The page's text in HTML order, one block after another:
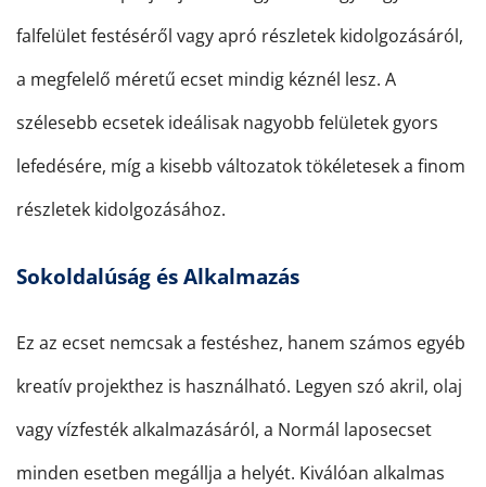
falfelület festéséről vagy apró részletek kidolgozásáról,
a megfelelő méretű ecset mindig kéznél lesz. A
szélesebb ecsetek ideálisak nagyobb felületek gyors
lefedésére, míg a kisebb változatok tökéletesek a finom
részletek kidolgozásához.
Sokoldalúság és Alkalmazás
Ez az ecset nemcsak a festéshez, hanem számos egyéb
kreatív projekthez is használható. Legyen szó akril, olaj
vagy vízfesték alkalmazásáról, a Normál laposecset
minden esetben megállja a helyét. Kiválóan alkalmas